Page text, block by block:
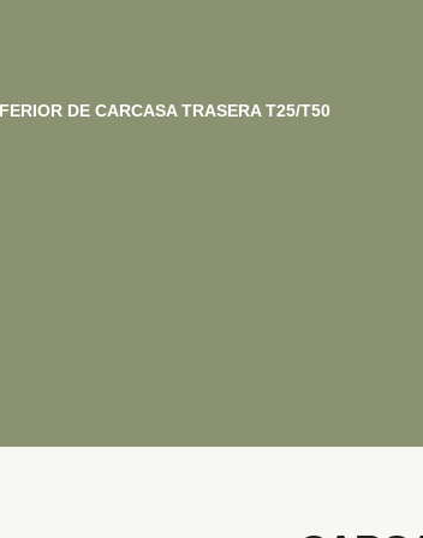
DE CARCASA TRASERA T25/T50